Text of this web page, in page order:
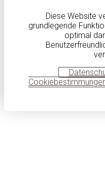
Diese Website
grundlegende
optimal